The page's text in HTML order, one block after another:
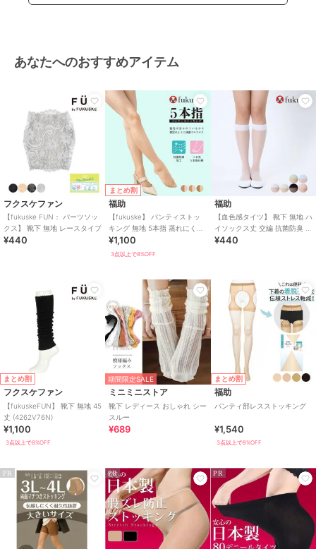
あなたへのおすすめアイテム
フクスケファン
【fukuske FUN： パーツソッ
クス】 靴下 無地 レースタイプ
¥440
まとめ割
福助
【fukuske】 パンティストッ
キング 無地 5本指 蒸れにくい
ベタつきにくい
¥1,100
3点以上で8%OFF
福助
【血色感タイツ】 靴下 無地 ハ
イソックス丈 交編 抗菌防臭 ハ
ート型足底綿(395-2001)
¥440
まとめ割
フクスケファン
【fukuskeFUN】 靴下 無地 45
丈 (4262V76N)
¥1,100
3点以上で8%OFF
期間限定SALE
ミニミニストア
靴下 レディース おしゃれ シー
スルー
¥689
まとめ割
福助
パンティ部レスストッキング
¥1,540
3点以上で8%OFF
PR PR PR